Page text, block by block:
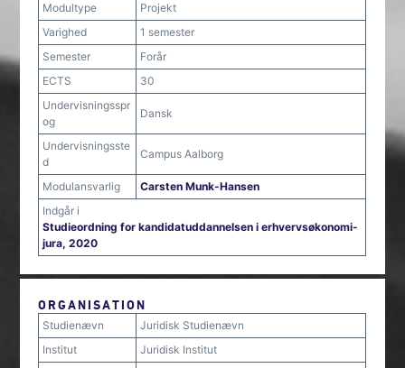
Modultype
Projekt
Varighed
1 semester
Semester
Forår
ECTS
30
Undervisningsspr
og
Dansk
Undervisningsste
d
Campus Aalborg
Modulansvarlig
Carsten Munk-Hansen
Indgår i
Studieordning for kandidatuddannelsen i erhvervsøkonomi-
jura, 2020
ORGANISATION
Studienævn
Juridisk Studienævn
Institut
Juridisk Institut